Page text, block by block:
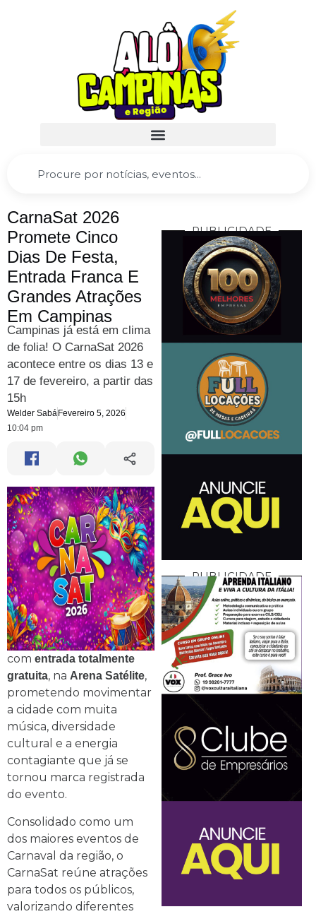
CarnaSat 2026
Promete Cinco
Dias De Festa,
Entrada Franca E
Grandes Atrações
Em Campinas
Campinas já está em clima
de folia! O CarnaSat 2026
acontece entre os dias 13 e
17 de fevereiro, a partir das
15h
Welder Sabá Fevereiro 5, 2026
10:04 pm
com entrada totalmente
gratuita, na Arena Satélite,
prometendo movimentar
a cidade com muita
música, diversidade
cultural e a energia
contagiante que já se
tornou marca registrada
do evento.
Consolidado como um
dos maiores eventos de
Carnaval da região, o
CarnaSat reúne atrações
para todos os públicos,
valorizando diferentes
PUBLICIDADE
PUBLICIDADE